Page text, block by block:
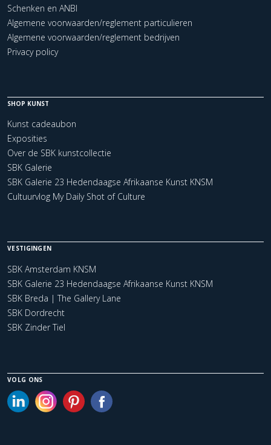
Schenken en ANBI
Algemene voorwaarden/reglement particulieren
Algemene voorwaarden/reglement bedrijven
Privacy policy
SHOP KUNST
Kunst cadeaubon
Exposities
Over de SBK kunstcollectie
SBK Galerie
SBK Galerie 23 Hedendaagse Afrikaanse Kunst KNSM
Cultuurvlog My Daily Shot of Culture
VESTIGINGEN
SBK Amsterdam KNSM
SBK Galerie 23 Hedendaagse Afrikaanse Kunst KNSM
SBK Breda | The Gallery Lane
SBK Dordrecht
SBK Zinder Tiel
VOLG ONS